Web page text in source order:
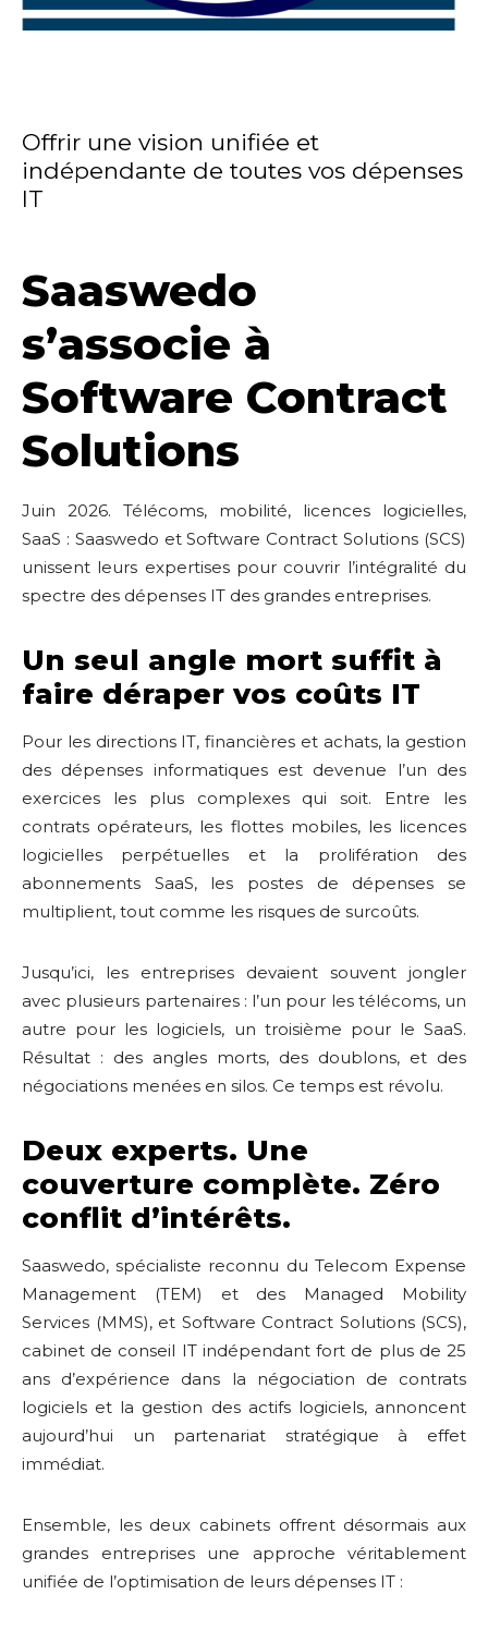
Offrir une vision unifiée et
indépendante de toutes vos dépenses
IT
Saaswedo
s’associe à
Software Contract
Solutions
Juin 2026. Télécoms, mobilité, licences logicielles,
SaaS : Saaswedo et Software Contract Solutions (SCS)
unissent leurs expertises pour couvrir l’intégralité du
spectre des dépenses IT des grandes entreprises.
Un seul angle mort suffit à
faire déraper vos coûts IT
Pour les directions IT, financières et achats, la gestion
des dépenses informatiques est devenue l’un des
exercices les plus complexes qui soit. Entre les
contrats opérateurs, les flottes mobiles, les licences
logicielles perpétuelles et la prolifération des
abonnements SaaS, les postes de dépenses se
multiplient, tout comme les risques de surcoûts.
Jusqu’ici, les entreprises devaient souvent jongler
avec plusieurs partenaires : l’un pour les télécoms, un
autre pour les logiciels, un troisième pour le SaaS.
Résultat : des angles morts, des doublons, et des
négociations menées en silos. Ce temps est révolu.
Deux experts. Une
couverture complète. Zéro
conflit d’intérêts.
Saaswedo, spécialiste reconnu du Telecom Expense
Management (TEM) et des Managed Mobility
Services (MMS), et Software Contract Solutions (SCS),
cabinet de conseil IT indépendant fort de plus de 25
ans d’expérience dans la négociation de contrats
logiciels et la gestion des actifs logiciels, annoncent
aujourd’hui un partenariat stratégique à effet
immédiat.
Ensemble, les deux cabinets offrent désormais aux
grandes entreprises une approche véritablement
unifiée de l’optimisation de leurs dépenses IT :